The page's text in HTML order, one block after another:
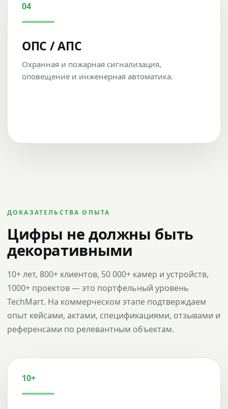
04
ОПС / АПС
Охранная и пожарная сигнализация,
оповещение и инженерная автоматика.
ДОКАЗАТЕЛЬСТВА ОПЫТА
Цифры не должны быть
декоративными
10+ лет, 800+ клиентов, 50 000+ камер и устройств,
1000+ проектов — это портфельный уровень
TechMart. На коммерческом этапе подтверждаем
опыт кейсами, актами, спецификациями, отзывами и
референсами по релевантным объектам.
10+